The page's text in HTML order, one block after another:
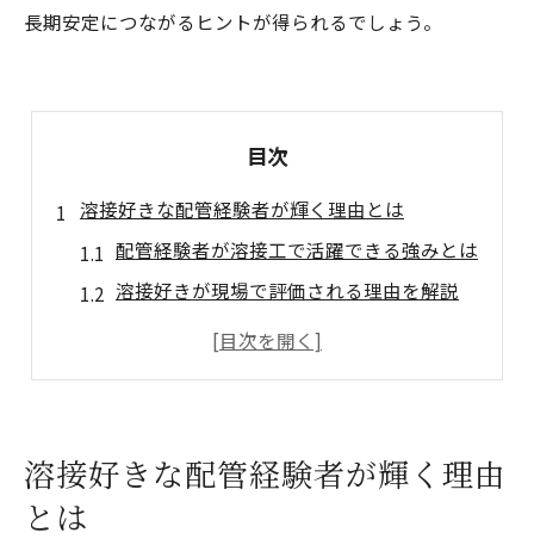
長期安定につながるヒントが得られるでしょう。
目次
溶接好きな配管経験者が輝く理由とは
配管経験者が溶接工で活躍できる強みとは
溶接好きが現場で評価される理由を解説
人手不足が進む溶接工界で求められる資質
配管経験が溶接工の技術向上に役立つ理由
溶接好きな配管経験者が輝く理由
とは